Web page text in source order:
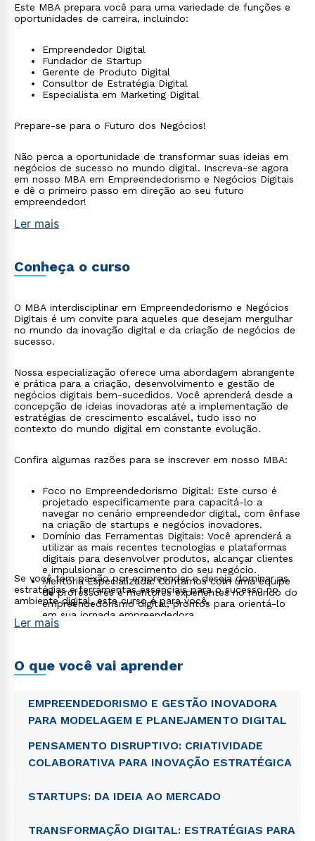
Este MBA prepara você para uma variedade de funções e
oportunidades de carreira, incluindo:
Empreendedor Digital
Fundador de Startup
Gerente de Produto Digital
Consultor de Estratégia Digital
Especialista em Marketing Digital
Prepare-se para o Futuro dos Negócios!
Não perca a oportunidade de transformar suas ideias em
negócios de sucesso no mundo digital. Inscreva-se agora
em nosso MBA em Empreendedorismo e Negócios Digitais
e dê o primeiro passo em direção ao seu futuro
empreendedor!
Ler mais
Conheça o curso
O MBA interdisciplinar em Empreendedorismo e Negócios
Digitais é um convite para aqueles que desejam mergulhar
no mundo da inovação digital e da criação de negócios de
sucesso.
Nossa especialização oferece uma abordagem abrangente
e prática para a criação, desenvolvimento e gestão de
negócios digitais bem-sucedidos. Você aprenderá desde a
concepção de ideias inovadoras até a implementação de
estratégias de crescimento escalável, tudo isso no
contexto do mundo digital em constante evolução.
Confira algumas razões para se inscrever em nosso MBA:
Foco no Empreendedorismo Digital: Este curso é
projetado especificamente para capacitá-lo a
navegar no cenário empreendedor digital, com ênfase
na criação de startups e negócios inovadores.
Domínio das Ferramentas Digitais: Você aprenderá a
utilizar as mais recentes tecnologias e plataformas
digitais para desenvolver produtos, alcançar clientes
e impulsionar o crescimento do seu negócio.
Mentoria Especializada: Contamos com uma equipe
de professores e mentores experientes no mundo do
empreendedorismo digital, prontos para orientá-lo
em sua jornada empreendedora.
Networking e Colaboração: Você terá a oportunidade
valiosos e colaborações potenciais.
Se você tem paixão por empreender e deseja dominar as
estratégias e ferramentas essenciais para o sucesso no
ambiente digital, este curso é para você.
Ler mais
O que você vai aprender
EMPREENDEDORISMO E GESTÃO INOVADORA
PARA MODELAGEM E PLANEJAMENTO DIGITAL
PENSAMENTO DISRUPTIVO: CRIATIVIDADE
COLABORATIVA PARA INOVAÇÃO ESTRATÉGICA
STARTUPS: DA IDEIA AO MERCADO
TRANSFORMAÇÃO DIGITAL: ESTRATÉGIAS PARA
WhatsApp